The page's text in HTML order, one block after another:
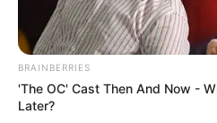
Ministério da
esquema de
única contra o
11:24
BRAINBERRIES
'The OC' Cast Then And Now -
Later?